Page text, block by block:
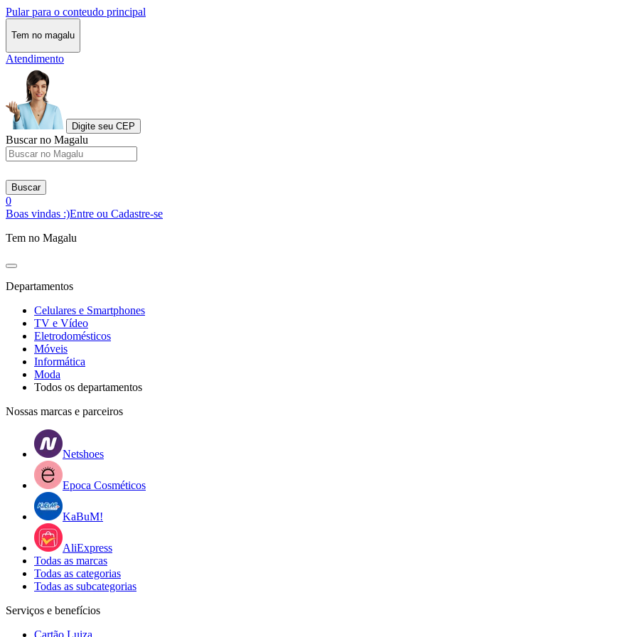
Pular para o conteudo principal
Tem no magalu
Atendimento
Digite seu CEP
Buscar no Magalu
Buscar
0
Boas vindas :)Entre ou Cadastre-se
Tem no Magalu
Departamentos
Celulares e Smartphones
TV e Vídeo
Eletrodomésticos
Móveis
Informática
Moda
Todos os departamentos
Nossas marcas e parceiros
Netshoes
Epoca Cosméticos
KaBuM!
AliExpress
Todas as marcas
Todas as categorias
Todas as subcategorias
Serviços e benefícios
Cartão Luiza